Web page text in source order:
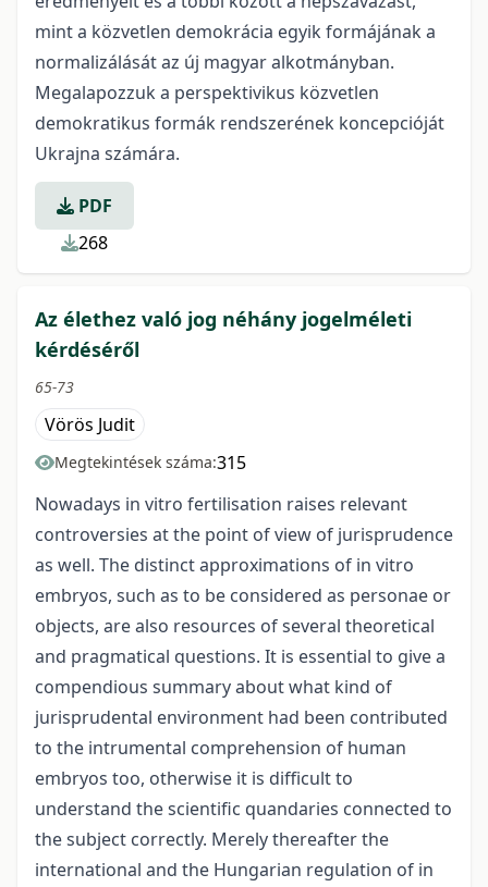
mint a közvetlen demokrácia egyik formájának a
normalizálását az új magyar alkotmányban.
Megalapozzuk a perspektivikus közvetlen
demokratikus formák rendszerének koncepcióját
Ukrajna számára.
PDF
268
Az élethez való jog néhány jogelméleti
kérdéséről
65-73
Vörös Judit
Megtekintések száma:315
Nowadays in vitro fertilisation raises relevant
controversies at the point of view of jurisprudence
as well. The distinct approximations of in vitro
embryos, such as to be considered as personae or
objects, are also resources of several theoretical
and pragmatical questions. It is essential to give a
compendious summary about what kind of
jurisprudental environment had been contributed
to the intrumental comprehension of human
embryos too, otherwise it is difficult to
understand the scientific quandaries connected to
the subject correctly. Merely thereafter the
international and the Hungarian regulation of in